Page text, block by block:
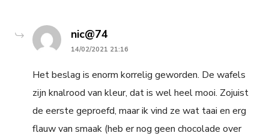
nic@74
14/02/2021 21:16
Het beslag is enorm korrelig geworden. De wafels
zijn knalrood van kleur, dat is wel heel mooi. Zojuist
de eerste geproefd, maar ik vind ze wat taai en erg
flauw van smaak (heb er nog geen chocolade over